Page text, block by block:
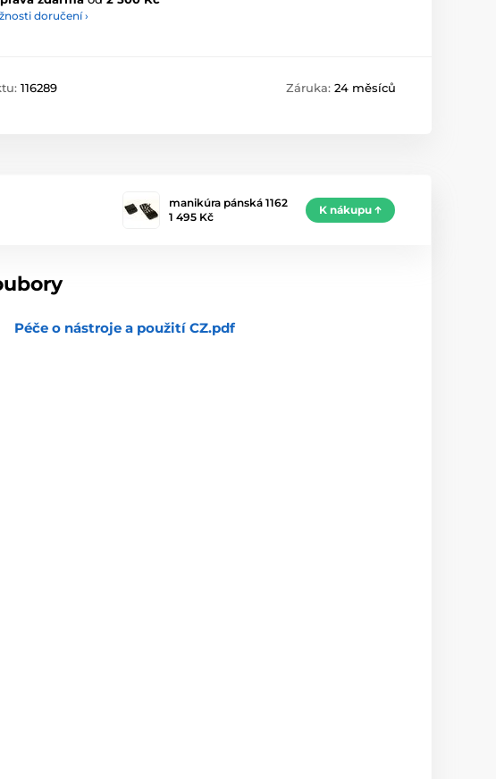
doručení ›
116289 Záruka: 24 měsíců
manikúra pánská 1162
1 495 Kč
K nákupu
Péče o nástroje a použití CZ.pdf